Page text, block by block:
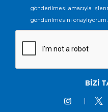
gönderilmesi amacıyla
gönderilmesini onaylıyorum.
BİZİ